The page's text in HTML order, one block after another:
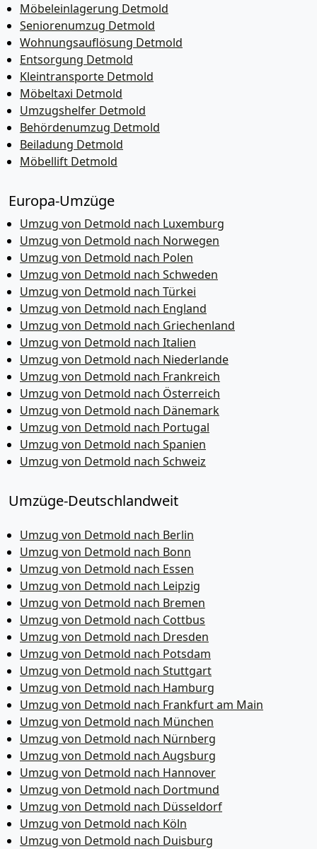
Möbeleinlagerung Detmold
Seniorenumzug Detmold
Wohnungsauflösung Detmold
Entsorgung Detmold
Kleintransporte Detmold
Möbeltaxi Detmold
Umzugshelfer Detmold
Behördenumzug Detmold
Beiladung Detmold
Möbellift Detmold
Europa-Umzüge
Umzug von Detmold nach Luxemburg
Umzug von Detmold nach Norwegen
Umzug von Detmold nach Polen
Umzug von Detmold nach Schweden
Umzug von Detmold nach Türkei
Umzug von Detmold nach England
Umzug von Detmold nach Griechenland
Umzug von Detmold nach Italien
Umzug von Detmold nach Niederlande
Umzug von Detmold nach Frankreich
Umzug von Detmold nach Österreich
Umzug von Detmold nach Dänemark
Umzug von Detmold nach Portugal
Umzug von Detmold nach Spanien
Umzug von Detmold nach Schweiz
Umzüge-Deutschlandweit
Umzug von Detmold nach Berlin
Umzug von Detmold nach Bonn
Umzug von Detmold nach Essen
Umzug von Detmold nach Leipzig
Umzug von Detmold nach Bremen
Umzug von Detmold nach Cottbus
Umzug von Detmold nach Dresden
Umzug von Detmold nach Potsdam
Umzug von Detmold nach Stuttgart
Umzug von Detmold nach Hamburg
Umzug von Detmold nach Frankfurt am Main
Umzug von Detmold nach München
Umzug von Detmold nach Nürnberg
Umzug von Detmold nach Augsburg
Umzug von Detmold nach Hannover
Umzug von Detmold nach Dortmund
Umzug von Detmold nach Düsseldorf
Umzug von Detmold nach Köln
Umzug von Detmold nach Duisburg